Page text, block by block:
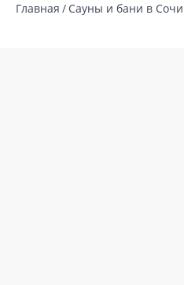
Главная Сауны и бани в Сочи